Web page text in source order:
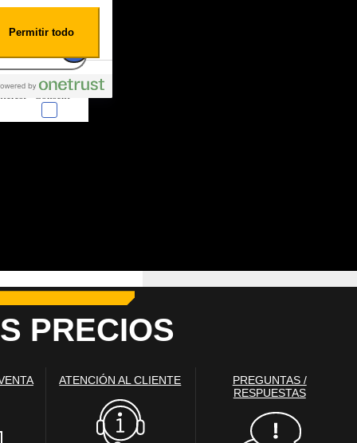
PRECIOS
ATENCIÓN AL CLIENTE
PREGUNTAS /
RESPUESTAS
puede brindarte una
Por ejemplo, estas
navegas o
afectar la
notificado de la
Permitir todo